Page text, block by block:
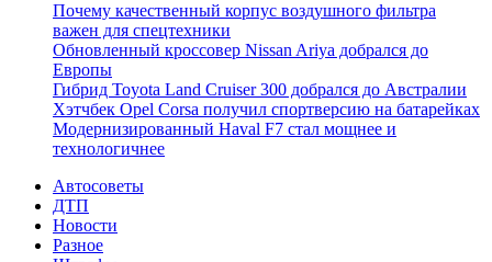
Почему качественный корпус воздушного фильтра
важен для спецтехники
Обновленный кроссовер Nissan Ariya добрался до
Европы
Гибрид Toyota Land Cruiser 300 добрался до Австралии
Хэтчбек Opel Corsa получил спортверсию на батарейках
Модернизированный Haval F7 стал мощнее и
технологичнее
Автосоветы
ДТП
Новости
Разное